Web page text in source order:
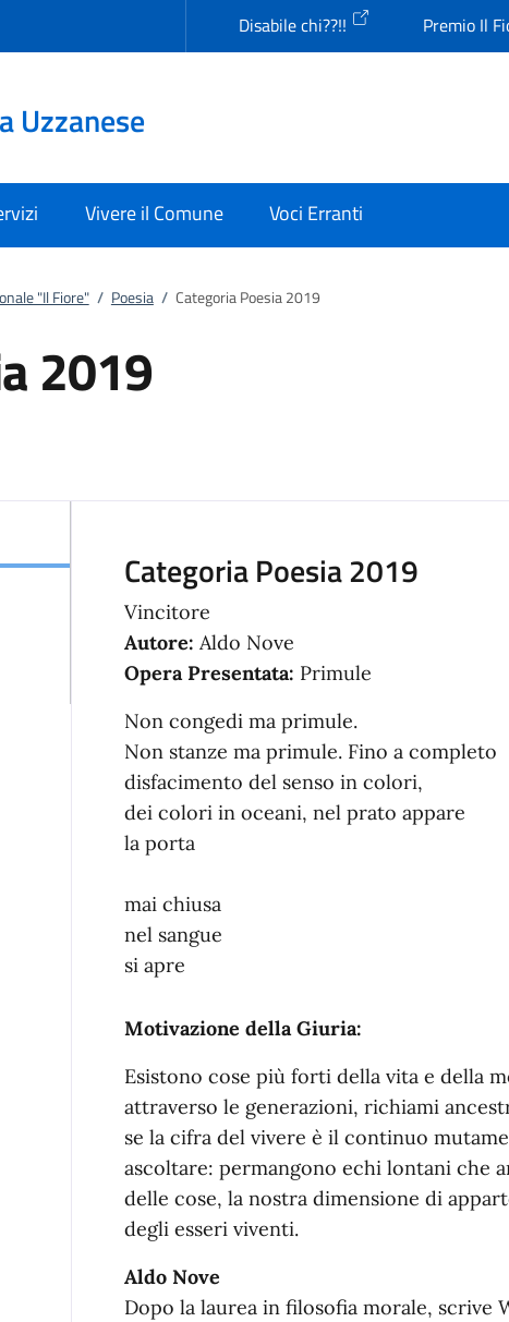
Disabile chi??!! Premio Il
Uzzanese
Vivere il Comune Voci Erranti
"Il Fiore" / Poesia / Categoria Poesia 2019
2019
Categoria Poesia 2019
Vincitore
Autore: Aldo Nove
Opera Presentata: Primule
Non congedi ma primule.
Non stanze ma primule. Fino a completo
disfacimento del senso in colori,
dei colori in oceani, nel prato appare
la porta
mai chiusa
nel sangue
si apre
Motivazione della Giuria:
Esistono cose più forti della vita e della
attraverso le generazioni, richiami
se la cifra del vivere è il continuo
ascoltare: permangono echi lontani che
delle cose, la nostra dimensione di
degli esseri viventi.
Aldo Nove
Dopo la laurea in filosofia morale, scrive